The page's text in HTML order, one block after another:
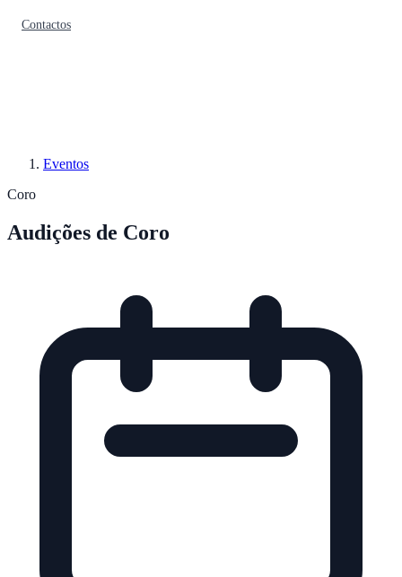
Contactos
Eventos
Coro
Audições de Coro